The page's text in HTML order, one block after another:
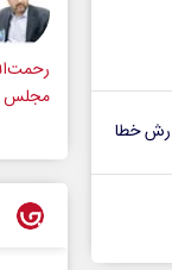
خطا
عضو کمیسیون اجتماعی